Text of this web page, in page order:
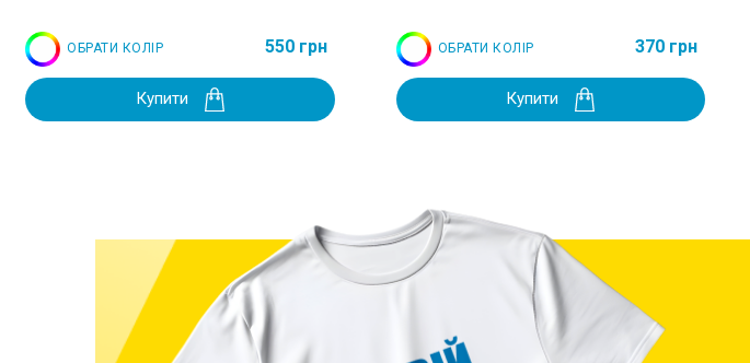
ОБРАТИ КОЛІР 550 грн
Купити
ОБРАТИ КОЛІР 370 грн
Купити